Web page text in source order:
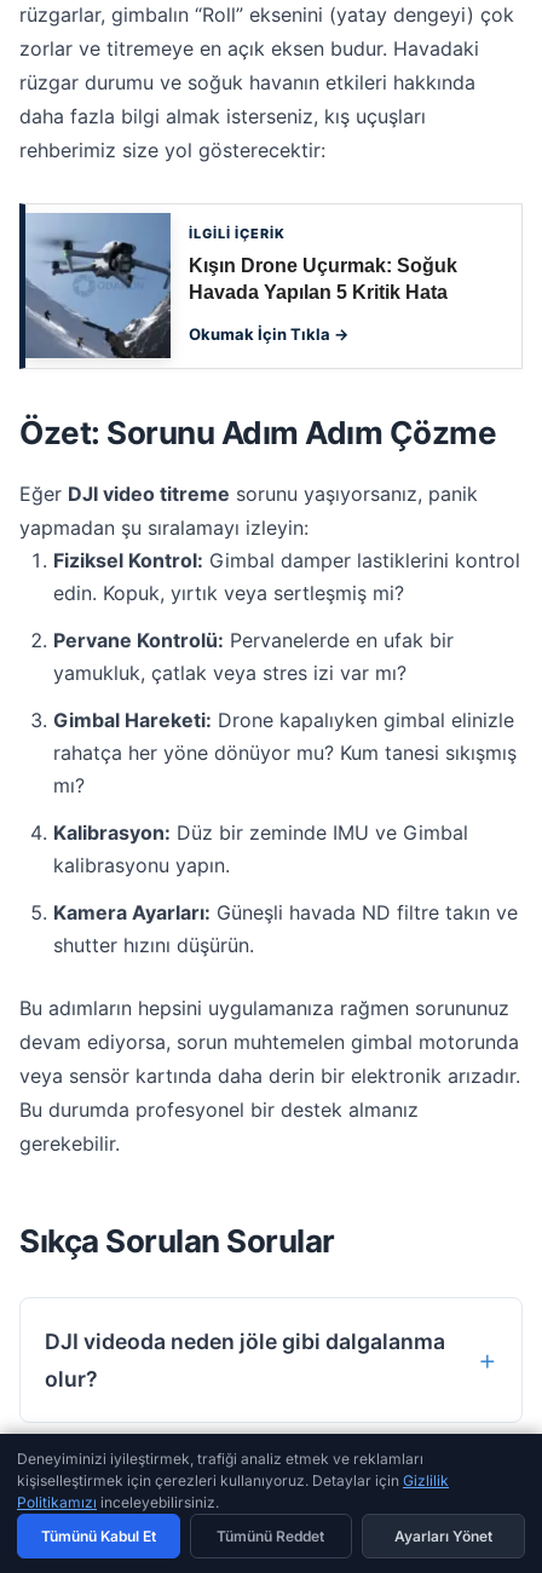
rüzgarlar, gimbalın “Roll” eksenini (yatay dengeyi) çok
zorlar ve titremeye en açık eksen budur. Havadaki
rüzgar durumu ve soğuk havanın etkileri hakkında
daha fazla bilgi almak isterseniz, kış uçuşları
rehberimiz size yol gösterecektir:
İLGİLİ İÇERİK
Kışın Drone Uçurmak: Soğuk
Havada Yapılan 5 Kritik Hata
Okumak İçin Tıkla →
Özet: Sorunu Adım Adım Çözme
Eğer DJI video titreme sorunu yaşıyorsanız, panik
yapmadan şu sıralamayı izleyin:
Fiziksel Kontrol: Gimbal damper lastiklerini kontrol
edin. Kopuk, yırtık veya sertleşmiş mi?
Pervane Kontrolü: Pervanelerde en ufak bir
yamukluk, çatlak veya stres izi var mı?
Gimbal Hareketi: Drone kapalıyken gimbal elinizle
rahatça her yöne dönüyor mu? Kum tanesi sıkışmış
mı?
Kalibrasyon: Düz bir zeminde IMU ve Gimbal
kalibrasyonu yapın.
Kamera Ayarları: Güneşli havada ND filtre takın ve
shutter hızını düşürün.
Bu adımların hepsini uygulamanıza rağmen sorununuz
devam ediyorsa, sorun muhtemelen gimbal motorunda
veya sensör kartında daha derin bir elektronik arızadır.
Bu durumda profesyonel bir destek almanız
gerekebilir.
Sıkça Sorulan Sorular
DJI videoda neden jöle gibi dalgalanma
olur?
Gimbal damper koparsa ne olur?
Deneyiminizi iyileştirmek, trafiği analiz etmek ve reklamları
kişiselleştirmek için çerezleri kullanıyoruz. Detaylar için Gizlilik
Politikamızı inceleyebilirsiniz.
Tümünü Kabul Et
Tümünü Reddet Ayarları Yönet